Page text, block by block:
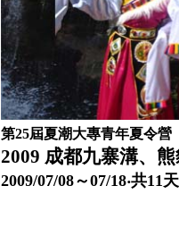
第25屆夏潮大專青年夏令營
2009 成都九寨溝、
2009/07/08～07/18‧共11